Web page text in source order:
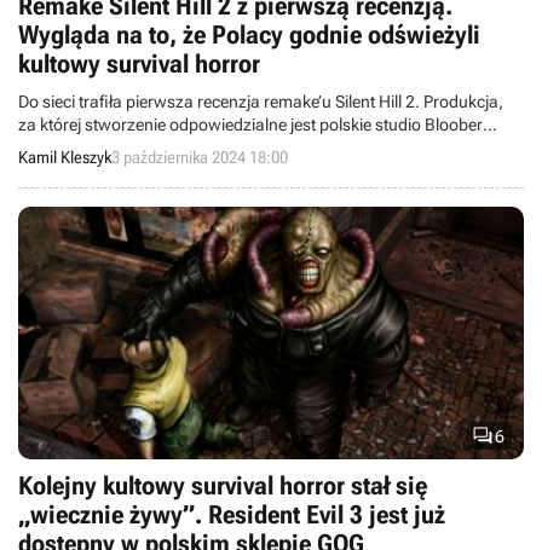
Remake Silent Hill 2 z pierwszą recenzją.
Wygląda na to, że Polacy godnie odświeżyli
kultowy survival horror
Do sieci trafiła pierwsza recenzja remake’u Silent Hill 2. Produkcja,
za której stworzenie odpowiedzialne jest polskie studio Bloober
Team, zdaniem dziennikarzy Famitsu to kawał solidnego
„straszaka” z piękną oprawą audiowizualną.
Kamil Kleszyk3 października 2024 18:00
6
Kolejny kultowy survival horror stał się
„wiecznie żywy”. Resident Evil 3 jest już
dostępny w polskim sklepie GOG